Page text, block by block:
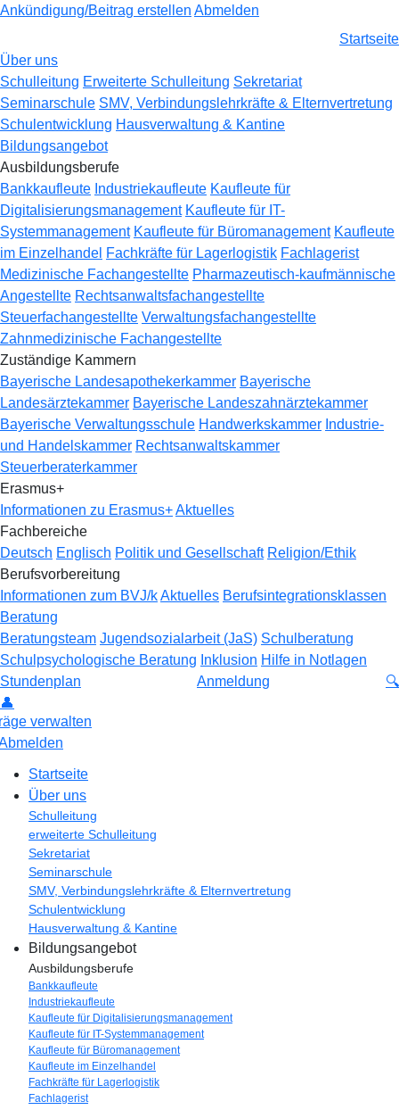
Ankündigung/Beitrag erstellen Abmelden
Startseite
Über uns
Schulleitung Erweiterte Schulleitung Sekretariat
Seminarschule SMV, Verbindungslehrkräfte & Elternvertretung
Schulentwicklung Hausverwaltung & Kantine
Bildungsangebot
Ausbildungsberufe
Bankkaufleute Industriekaufleute Kaufleute für
Digitalisierungsmanagement Kaufleute für IT-
Systemmanagement Kaufleute für Büromanagement Kaufleute
im Einzelhandel Fachkräfte für Lagerlogistik Fachlagerist
Medizinische Fachangestellte Pharmazeutisch-kaufmännische
Angestellte Rechtsanwaltsfachangestellte
Steuerfachangestellte Verwaltungsfachangestellte
Zahnmedizinische Fachangestellte
Zuständige Kammern
Bayerische Landesapothekerkammer Bayerische
Landesärztekammer Bayerische Landeszahnärztekammer
Bayerische Verwaltungsschule Handwerkskammer Industrie-
und Handelskammer Rechtsanwaltskammer
Steuerberaterkammer
Erasmus+
Informationen zu Erasmus+Aktuelles
Fachbereiche
Deutsch Englisch Politik und Gesellschaft Religion/Ethik
Berufsvorbereitung
Informationen zum BVJ/kAktuelles Berufsintegrationsklassen
Beratung
Beratungsteam Jugendsozialarbeit (JaS) Schulberatung
Schulpsychologische Beratung Inklusion Hilfe in Notlagen
Stundenplan
Anmeldung
🔍
👤
verwalten
Startseite
Über uns
Schulleitung
erweiterte Schulleitung
Sekretariat
Seminarschule
SMV, Verbindungslehrkräfte & Elternvertretung
Schulentwicklung
Hausverwaltung & Kantine
Bildungsangebot
Ausbildungsberufe
Bankkaufleute
Industriekaufleute
Kaufleute für Digitalisierungsmanagement
Kaufleute für IT-Systemmanagement
Kaufleute für Büromanagement
Kaufleute im Einzelhandel
Fachkräfte für Lagerlogistik
Fachlagerist